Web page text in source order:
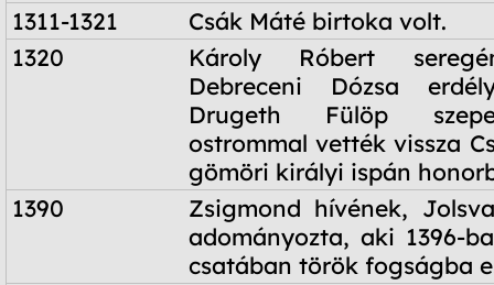
1311-1321
Csák Máté birtoka volt.
1320
Károly Róbert
Debreceni Dózsa
Drugeth Fülöp
ostrommal vették vissza
gömöri királyi ispán
1390
Zsigmond hívének,
adományozta, aki 1396-
csatában török fogságba